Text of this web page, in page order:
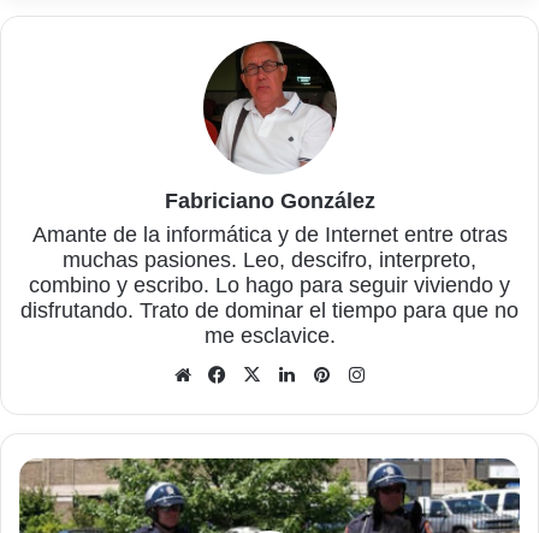
Fabriciano González
Amante de la informática y de Internet entre otras
muchas pasiones. Leo, descifro, interpreto,
combino y escribo. Lo hago para seguir viviendo y
disfrutando. Trato de dominar el tiempo para que no
me esclavice.
Sitio
Facebook
X LinkedInPinterest
El
perro
caballo